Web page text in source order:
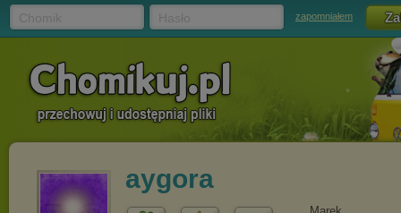
zapomniałem
aygora